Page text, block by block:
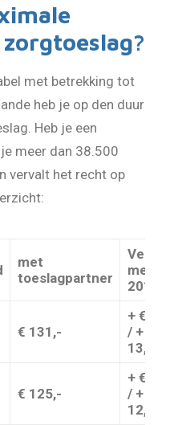
met betrekking tot
heb je op den duur
Heb je een
meer dan 38.500
vervalt het recht op
met
toeslagpartner
met
2019
€ 131,-
+ € 10,-
/ + €
13,-
€ 125,-
+ € 10,-
/ + €
12,-